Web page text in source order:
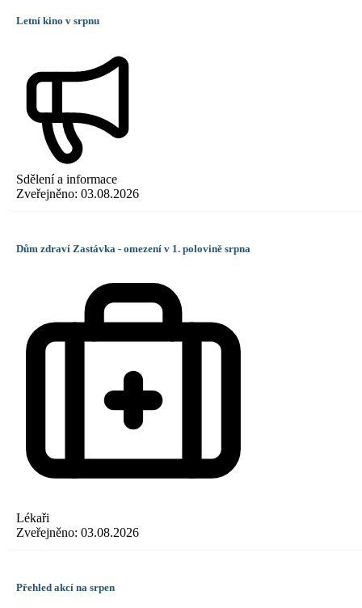
Letní kino v srpnu
Sdělení a informace
Zveřejněno: 03.08.2026
Dům zdraví Zastávka - omezení v 1. polovině srpna
Lékaři
Zveřejněno: 03.08.2026
Přehled akcí na srpen